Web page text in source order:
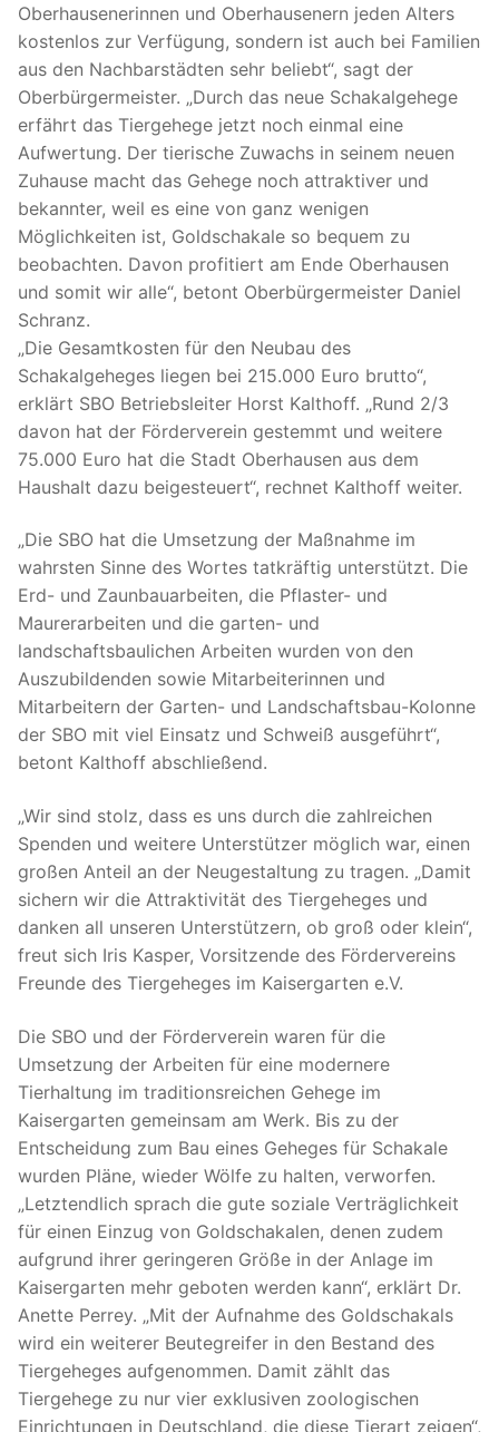
Oberhausenerinnen und Oberhausenern jeden Alters
kostenlos zur Verfügung, sondern ist auch bei Familien
aus den Nachbarstädten sehr beliebt“, sagt der
Oberbürgermeister. „Durch das neue Schakalgehege
erfährt das Tiergehege jetzt noch einmal eine
Aufwertung. Der tierische Zuwachs in seinem neuen
Zuhause macht das Gehege noch attraktiver und
bekannter, weil es eine von ganz wenigen
Möglichkeiten ist, Goldschakale so bequem zu
beobachten. Davon profitiert am Ende Oberhausen
und somit wir alle“, betont Oberbürgermeister Daniel
Schranz.
„Die Gesamtkosten für den Neubau des
Schakalgeheges liegen bei 215.000 Euro brutto“,
erklärt SBO Betriebsleiter Horst Kalthoff. „Rund 2/3
davon hat der Förderverein gestemmt und weitere
75.000 Euro hat die Stadt Oberhausen aus dem
Haushalt dazu beigesteuert“, rechnet Kalthoff weiter.
„Die SBO hat die Umsetzung der Maßnahme im
wahrsten Sinne des Wortes tatkräftig unterstützt. Die
Erd- und Zaunbauarbeiten, die Pflaster- und
Maurerarbeiten und die garten- und
landschaftsbaulichen Arbeiten wurden von den
Auszubildenden sowie Mitarbeiterinnen und
Mitarbeitern der Garten- und Landschaftsbau-Kolonne
der SBO mit viel Einsatz und Schweiß ausgeführt“,
betont Kalthoff abschließend.
„Wir sind stolz, dass es uns durch die zahlreichen
Spenden und weitere Unterstützer möglich war, einen
großen Anteil an der Neugestaltung zu tragen. „Damit
sichern wir die Attraktivität des Tiergeheges und
danken all unseren Unterstützern, ob groß oder klein“,
freut sich Iris Kasper, Vorsitzende des Fördervereins
Freunde des Tiergeheges im Kaisergarten e.V.
Die SBO und der Förderverein waren für die
Umsetzung der Arbeiten für eine modernere
Tierhaltung im traditionsreichen Gehege im
Kaisergarten gemeinsam am Werk. Bis zu der
Entscheidung zum Bau eines Geheges für Schakale
wurden Pläne, wieder Wölfe zu halten, verworfen.
„Letztendlich sprach die gute soziale Verträglichkeit
für einen Einzug von Goldschakalen, denen zudem
aufgrund ihrer geringeren Größe in der Anlage im
Kaisergarten mehr geboten werden kann“, erklärt Dr.
Anette Perrey. „Mit der Aufnahme des Goldschakals
wird ein weiterer Beutegreifer in den Bestand des
Tiergeheges aufgenommen. Damit zählt das
Tiergehege zu nur vier exklusiven zoologischen
Einrichtungen in Deutschland, die diese Tierart zeigen“,